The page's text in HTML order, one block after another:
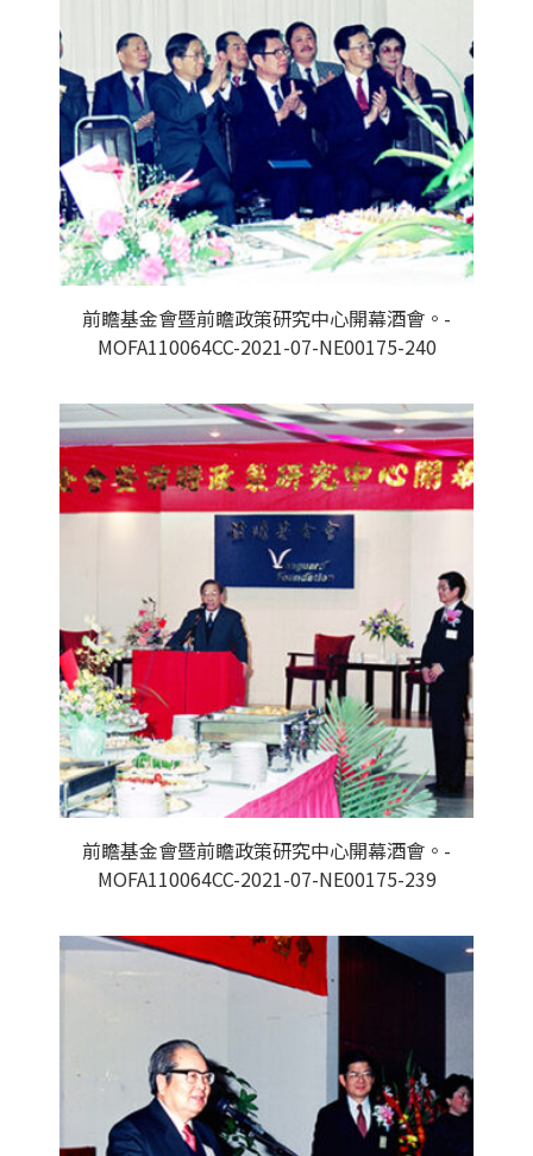
前瞻基金會暨前瞻政策研究中心開幕酒會。-
MOFA110064CC-2021-07-NE00175-240
前瞻基金會暨前瞻政策研究中心開幕酒會。-
MOFA110064CC-2021-07-NE00175-239